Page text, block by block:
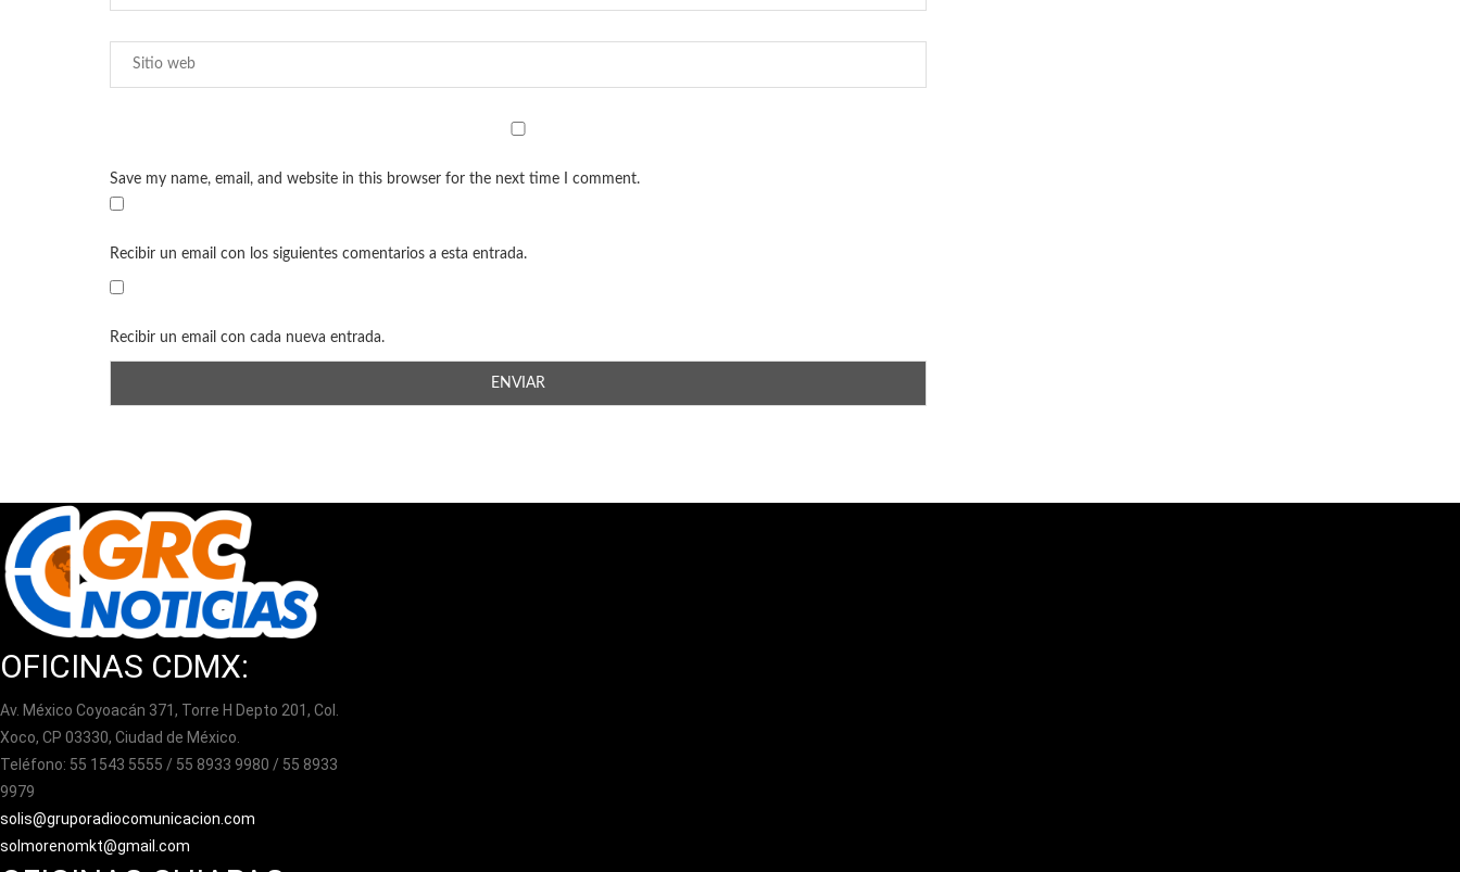
Save my name, email, and website in this browser for the next time I comment.
Recibir un email con los siguientes comentarios a esta entrada.
Recibir un email con cada nueva entrada.
OFICINAS CDMX:
Av. México Coyoacán 371, Torre H Depto 201, Col.
Xoco, CP 03330, Ciudad de México.
Teléfono: 55 1543 5555 / 55 8933 9980 / 55 8933
9979
solis@gruporadiocomunicacion.com
solmorenomkt@gmail.com